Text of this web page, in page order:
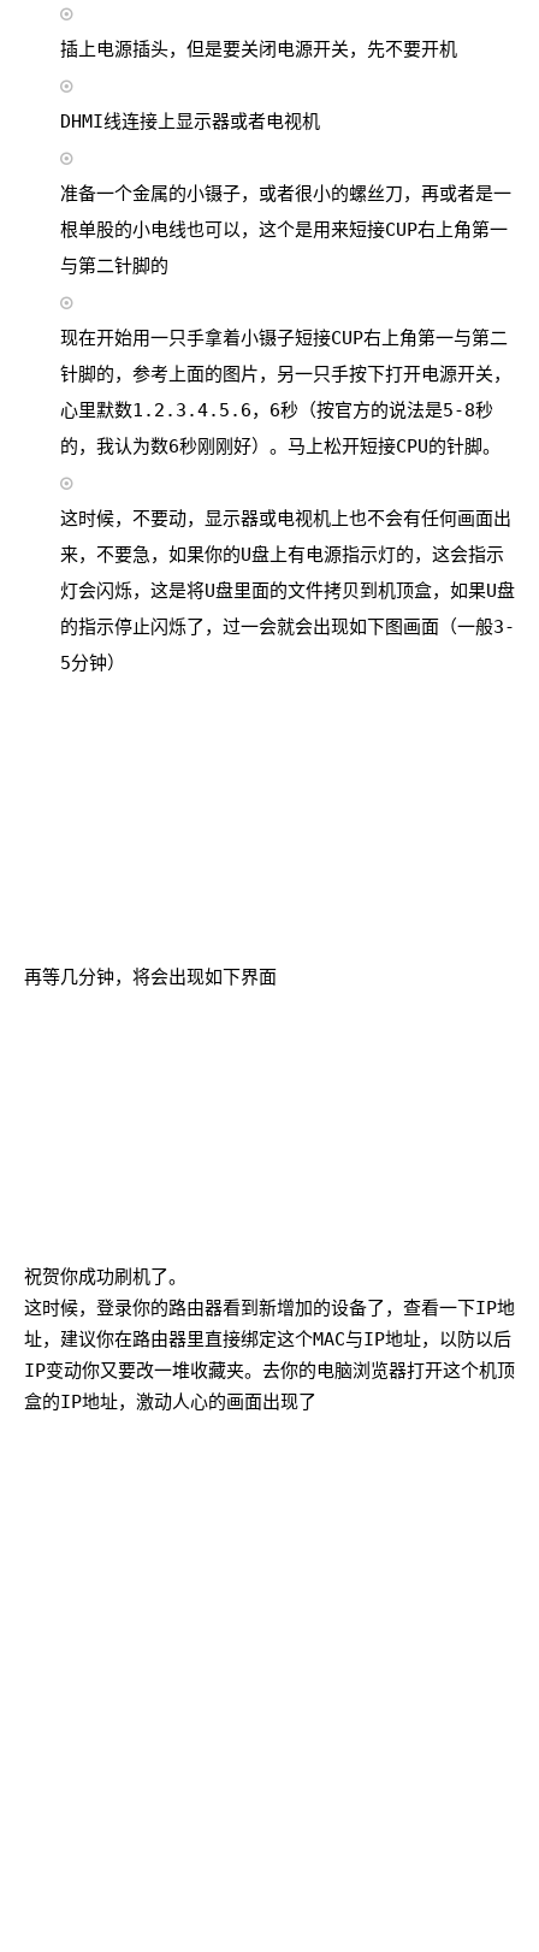
插上电源插头，但是要关闭电源开关，先不要开机
DHMI线连接上显示器或者电视机
准备一个金属的小镊子，或者很小的螺丝刀，再或者是一
根单股的小电线也可以，这个是用来短接CUP右上角第一
与第二针脚的
现在开始用一只手拿着小镊子短接CUP右上角第一与第二
针脚的，参考上面的图片，另一只手按下打开电源开关，
心里默数1.2.3.4.5.6，6秒（按官方的说法是5-8秒
的，我认为数6秒刚刚好）。马上松开短接CPU的针脚。
这时候，不要动，显示器或电视机上也不会有任何画面出
来，不要急，如果你的U盘上有电源指示灯的，这会指示
灯会闪烁，这是将U盘里面的文件拷贝到机顶盒，如果U盘
的指示停止闪烁了，过一会就会出现如下图画面（一般3-
5分钟）
再等几分钟，将会出现如下界面
祝贺你成功刷机了。
这时候，登录你的路由器看到新增加的设备了，查看一下IP地
址，建议你在路由器里直接绑定这个MAC与IP地址，以防以后
IP变动你又要改一堆收藏夹。去你的电脑浏览器打开这个机顶
盒的IP地址，激动人心的画面出现了